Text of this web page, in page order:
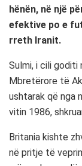
hënën, në një
efektive po e
rreth Iranit.
Sulmi, i cili goditi
Mbretërore të
ushtarak që nga
vitin 1986,
Britania kishte
në pritje të